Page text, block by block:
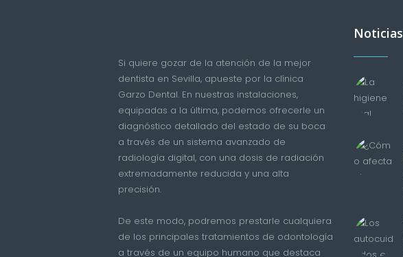
Si quiere gozar de la atención de la mejor
dentista en Sevilla, apueste por la clínica
Garzo Dental. En nuestras instalaciones,
equipadas a la última, podemos ofrecerle un
diagnóstico detallado del estado de su boca
a través de un sistema avanzado de
radiología digital, con una dosis de radiación
extremadamente reducida y una alta
precisión.
De este modo, podremos prestarle cualquiera
de los principales tratamientos de odontología
a través de un equipo humano que destaca
Noticias